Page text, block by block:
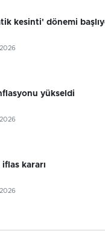
kesinti' dönemi
yükseldi
iflas kararı